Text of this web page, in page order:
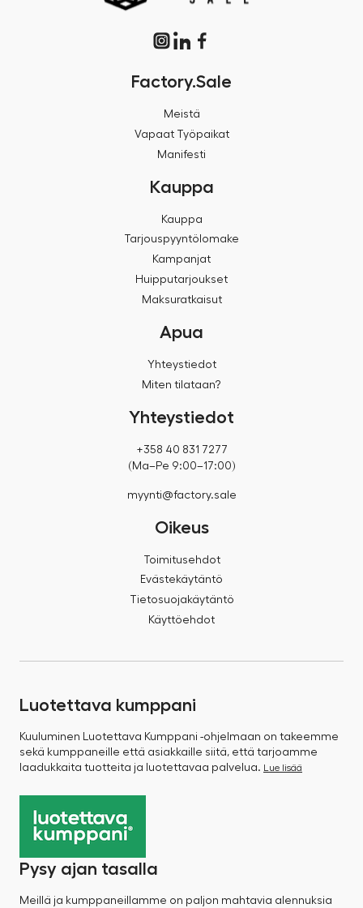
Factory.Sale
Meistä
Vapaat Työpaikat
Manifesti
Kauppa
Kauppa
Tarjouspyyntölomake
Kampanjat
Huipputarjoukset
Maksuratkaisut
Apua
Yhteystiedot
Miten tilataan?
Yhteystiedot
+358 40 831 7277
(Ma–Pe 9:00–17:00)
myynti@factory.sale
Oikeus
Toimitusehdot
Evästekäytäntö
Tietosuojakäytäntö
Käyttöehdot
Luotettava kumppani
Kuuluminen Luotettava Kumppani -ohjelmaan on takeemme
sekä kumppaneille että asiakkaille siitä, että tarjoamme
laadukkaita tuotteita ja luotettavaa palvelua. Lue lisää
Pysy ajan tasalla
Meillä ja kumppaneillamme on paljon mahtavia alennuksia